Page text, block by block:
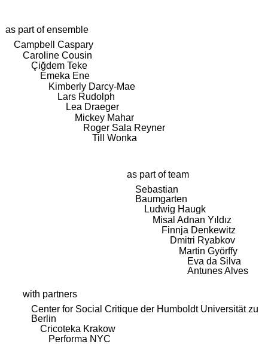
as part of ensemble
Campbell Caspary
Caroline Cousin
Çiğdem Teke
Emeka Ene
Kimberly Darcy-Mae
Lars Rudolph
Lea Draeger
Mickey Mahar
Roger Sala Reyner
Till Wonka
as part of team
Sebastian
Baumgarten
Ludwig Haugk
Misal Adnan Yıldız
Finnja Denkewitz
Dmitri Ryabkov
Martin Györffy
Eva da Silva
Antunes Alves
with partners
Center for Social Critique der Humboldt Universität zu
Berlin
Cricoteka Krakow
Performa NYC